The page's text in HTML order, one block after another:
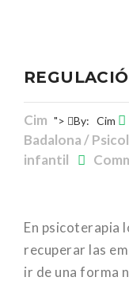
Cim "> By: Cim
Badalona /
infantil
En psicoterapia
recuperar las
ir de una forma